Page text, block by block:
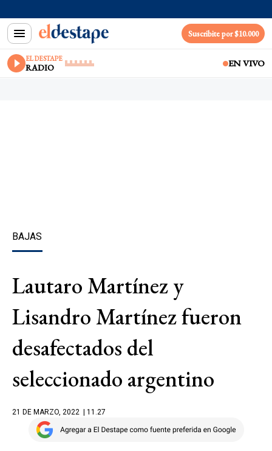
Suscribite por $10.000
EL DESTAPE
RADIO EN VIVO
BAJAS
Lautaro Martínez y
Lisandro Martínez fueron
desafectados del
seleccionado argentino
21 DE MARZO, 2022 | 11.27